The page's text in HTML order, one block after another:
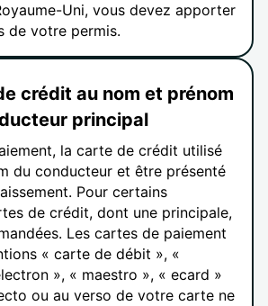
Uni, vous devez apporter
de votre permis.
crédit au nom et prénom
principal
la carte de crédit utilisé
du conducteur et être présenté
Pour certains
de crédit, dont une principale,
Les cartes de paiement
« carte de débit », «
», « maestro », « ecard »
ou au verso de votre carte ne